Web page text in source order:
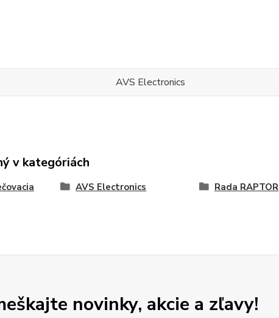
AVS Electronics
v kategóriách
AVS Electronics Rada RAPTOR
novinky, akcie a zľavy!